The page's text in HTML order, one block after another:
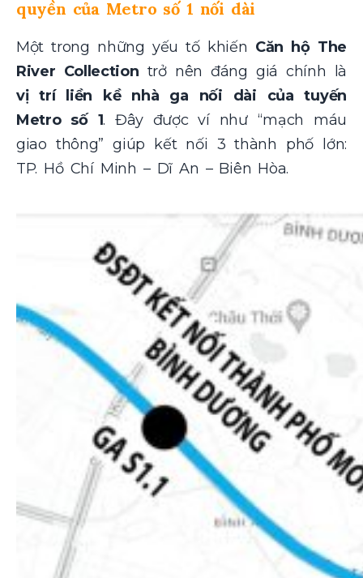
quyền của Metro số 1 nối dài
Một trong những yếu tố khiến Căn hộ The
River Collection trở nên đáng giá chính là
vị trí liền kề nhà ga nối dài của tuyến
Metro số 1. Đây được ví như “mạch máu
giao thông” giúp kết nối 3 thành phố lớn:
TP. Hồ Chí Minh – Dĩ An – Biên Hòa.